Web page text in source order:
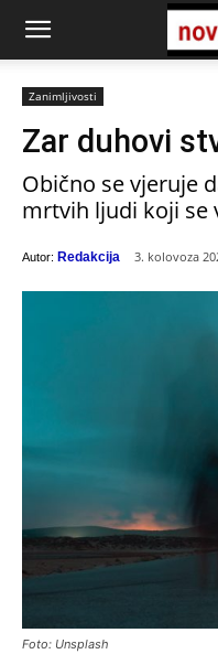
Zanimljivosti
Zar duhovi
Obično se vjeruje
mrtvih ljudi koji se
Autor: Redakcija 3. kolovoza
Foto: Unsplash